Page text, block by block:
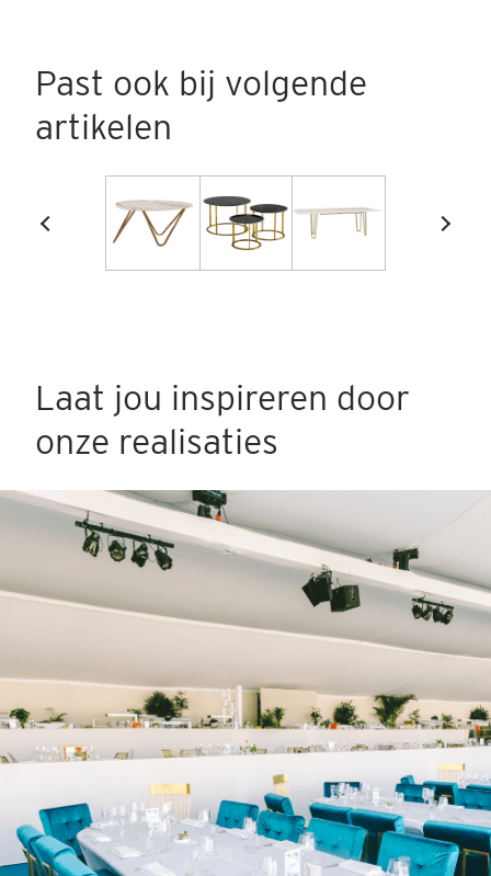
Past ook bij volgende
artikelen
Laat jou inspireren door
onze realisaties